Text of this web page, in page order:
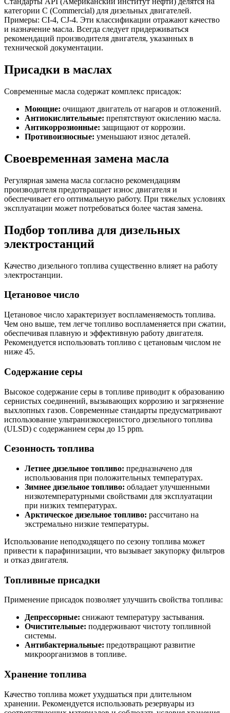
категории C (Commercial) для дизельных двигателей.
Примеры: CI-4, CJ-4. Эти классификации отражают качество
и назначение масла. Всегда следует придерживаться
рекомендаций производителя двигателя, указанных в
технической документации.
Присадки в маслах
Современные масла содержат комплекс присадок:
Моющие: очищают двигатель от нагаров и отложений.
Антиокислительные: препятствуют окислению масла.
Антикоррозионные: защищают от коррозии.
Противоизносные: уменьшают износ деталей.
Своевременная замена масла
Регулярная замена масла согласно рекомендациям
производителя предотвращает износ двигателя и
обеспечивает его оптимальную работу. При тяжелых условиях
эксплуатации может потребоваться более частая замена.
Подбор топлива для дизельных
электростанций
Качество дизельного топлива существенно влияет на работу
электростанции.
Цетановое число
Цетановое число характеризует воспламеняемость топлива.
Чем оно выше, тем легче топливо воспламеняется при сжатии,
обеспечивая плавную и эффективную работу двигателя.
Рекомендуется использовать топливо с цетановым числом не
ниже 45.
Содержание серы
Высокое содержание серы в топливе приводит к образованию
сернистых соединений, вызывающих коррозию и загрязнение
выхлопных газов. Современные стандарты предусматривают
использование ультранизкосернистого дизельного топлива
(ULSD) с содержанием серы до 15 ppm.
Сезонность топлива
Летнее дизельное топливо: предназначено для
использования при положительных температурах.
Зимнее дизельное топливо: обладает улучшенными
низкотемпературными свойствами для эксплуатации
при низких температурах.
Арктическое дизельное топливо: рассчитано на
экстремально низкие температуры.
Использование неподходящего по сезону топлива может
привести к парафинизации, что вызывает закупорку фильтров
и отказ двигателя.
Топливные присадки
Применение присадок позволяет улучшить свойства топлива:
Депрессорные: снижают температуру застывания.
Очистительные: поддерживают чистоту топливной
системы.
Антибактериальные: предотвращают развитие
микроорганизмов в топливе.
Хранение топлива
Качество топлива может ухудшаться при длительном
хранении. Рекомендуется использовать резервуары из